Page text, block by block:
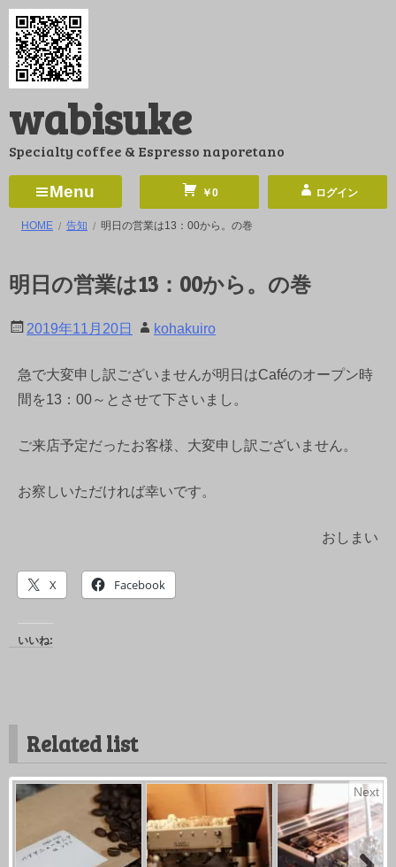
コ
ン
ツ
ス
ッ
wabisuke
Specialty coffee & Espresso naporetano
Menu ￥0 ログイン
HOME 告知 明日の営業は13：00から。の巻
明日の営業は13：00から。の巻
2019年11月20日 kohakuiro
急で大変申し訳ございませんが明日はCaféのオープン時
間を13：00～とさせて下さいまし。
ご来店予定だったお客様、大変申し訳ございません。
お察しいただければ幸いです。
おしまい
X Facebook
いいね:
Related list
Next